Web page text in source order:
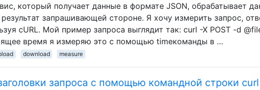
который получает данные в формате JSON, обрабатывает
запрашивающей стороне. Я хочу измерить запрос,
cURL. Мой пример запроса выглядит так: curl -X POST -d
время я измеряю это с помощью timeкоманды в …
download measure
запроса с помощью командной строки curl